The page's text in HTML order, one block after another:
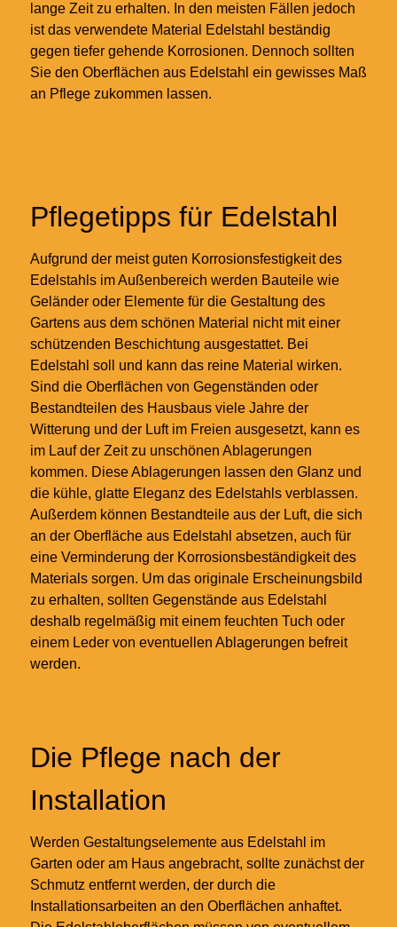
lange Zeit zu erhalten. In den meisten Fällen jedoch
ist das verwendete Material Edelstahl beständig
gegen tiefer gehende Korrosionen. Dennoch sollten
Sie den Oberflächen aus Edelstahl ein gewisses Maß
an Pflege zukommen lassen.
Pflegetipps für Edelstahl
Aufgrund der meist guten Korrosionsfestigkeit des
Edelstahls im Außenbereich werden Bauteile wie
Geländer oder Elemente für die Gestaltung des
Gartens aus dem schönen Material nicht mit einer
schützenden Beschichtung ausgestattet. Bei
Edelstahl soll und kann das reine Material wirken.
Sind die Oberflächen von Gegenständen oder
Bestandteilen des Hausbaus viele Jahre der
Witterung und der Luft im Freien ausgesetzt, kann es
im Lauf der Zeit zu unschönen Ablagerungen
kommen. Diese Ablagerungen lassen den Glanz und
die kühle, glatte Eleganz des Edelstahls verblassen.
Außerdem können Bestandteile aus der Luft, die sich
an der Oberfläche aus Edelstahl absetzen, auch für
eine Verminderung der Korrosionsbeständigkeit des
Materials sorgen. Um das originale Erscheinungsbild
zu erhalten, sollten Gegenstände aus Edelstahl
deshalb regelmäßig mit einem feuchten Tuch oder
einem Leder von eventuellen Ablagerungen befreit
werden.
Die Pflege nach der
Installation
Werden Gestaltungselemente aus Edelstahl im
Garten oder am Haus angebracht, sollte zunächst der
Schmutz entfernt werden, der durch die
Installationsarbeiten an den Oberflächen anhaftet.